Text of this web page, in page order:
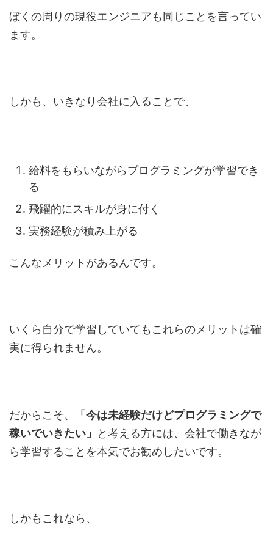
ぼくの周りの現役エンジニアも同じことを言ってい
ます。
しかも、いきなり会社に入ることで、
給料をもらいながらプログラミングが学習でき
る
飛躍的にスキルが身に付く
実務経験が積み上がる
こんなメリットがあるんです。
いくら自分で学習していてもこれらのメリットは確
実に得られません。
だからこそ、
「今は未経験だけどプログラミングで
稼いでいきたい」
と考える方には、会社で働きなが
ら学習することを本気でお勧めしたいです。
しかもこれなら、